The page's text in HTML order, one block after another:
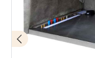
Lieferumfang
Grundplatte mit